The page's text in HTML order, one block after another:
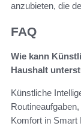
anzubieten, die
FAQ
Wie kann
Haushalt
Künstliche
Komfort in Smart